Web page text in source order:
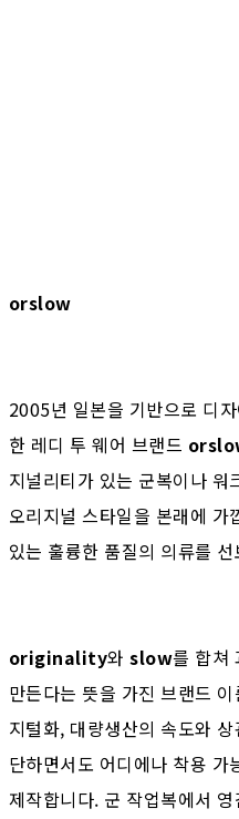
orslow
2005년 일본을 기반으로 디
한 레디 투 웨어 브랜드
지널리티가 있는 군복이나 워
오리지널 스타일을 본래에 가
있는 훌륭한 품질의 의류를
originality와slow를 합쳐
만든다는 뜻을 가진 브랜드
지털화, 대량생산의 속도와
단하면서도 어디에나 착용 가
제작합니다. 군 작업복에서